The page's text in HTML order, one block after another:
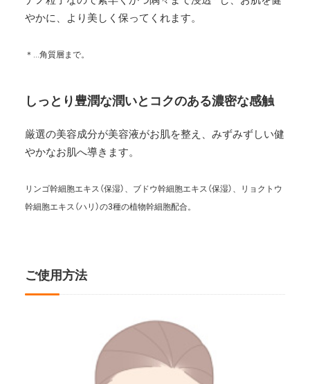
やかに、より美しく保ってくれます。
＊…角質層まで。
しっとり豊潤な潤いとコクのある濃密な感触
厳選の美容成分が美容液がお肌を整え、みずみずしい健
やかなお肌へ導きます。
リンゴ幹細胞エキス（保湿）、ブドウ幹細胞エキス（保湿）、リョクトウ
幹細胞エキス（ハリ）の3種の植物幹細胞配合。
ご使用方法